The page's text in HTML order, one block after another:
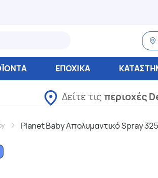
ΕΠΟΧΙΚΑ
Δείτε τις περιοχές
Planet Baby Απολυμαντικό Spray